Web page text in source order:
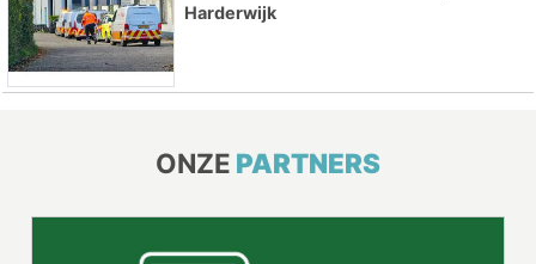
Harderwijk
ONZE PARTNERS